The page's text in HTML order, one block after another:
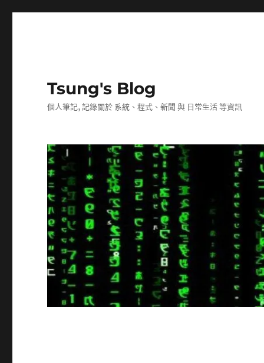
Tsung's Blog
個人筆記, 記錄關於 系統、程式、新聞 與 日常生活 等資訊